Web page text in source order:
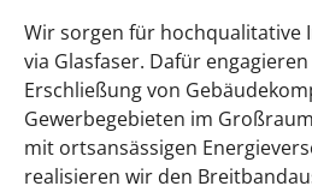
Wir sorgen für hochqualitative
via Glasfaser. Dafür
Erschließung von
Gewerbegebieten im
mit ortsansässigen
realisieren wir den